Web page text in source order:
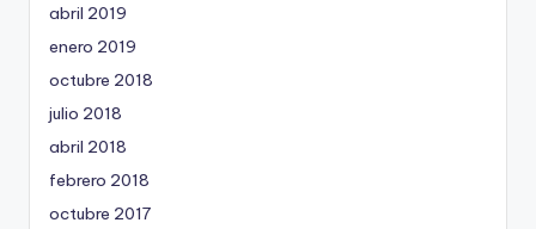
abril 2019
enero 2019
octubre 2018
julio 2018
abril 2018
febrero 2018
octubre 2017